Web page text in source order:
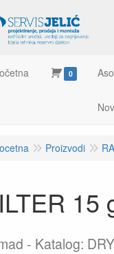
0
Proizvodi
15
Katalog: